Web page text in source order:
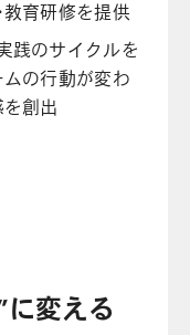
教育研修を提供
のサイクルを
ムの行動が変わ
を創出
変える